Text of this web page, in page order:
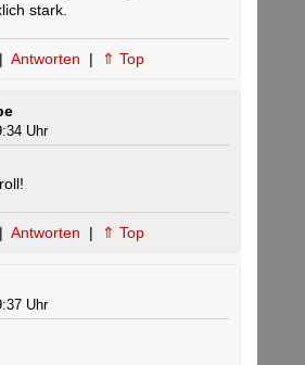
stark.
| Antworten | ⇑ Top
Uhr
| Antworten | ⇑ Top
Uhr